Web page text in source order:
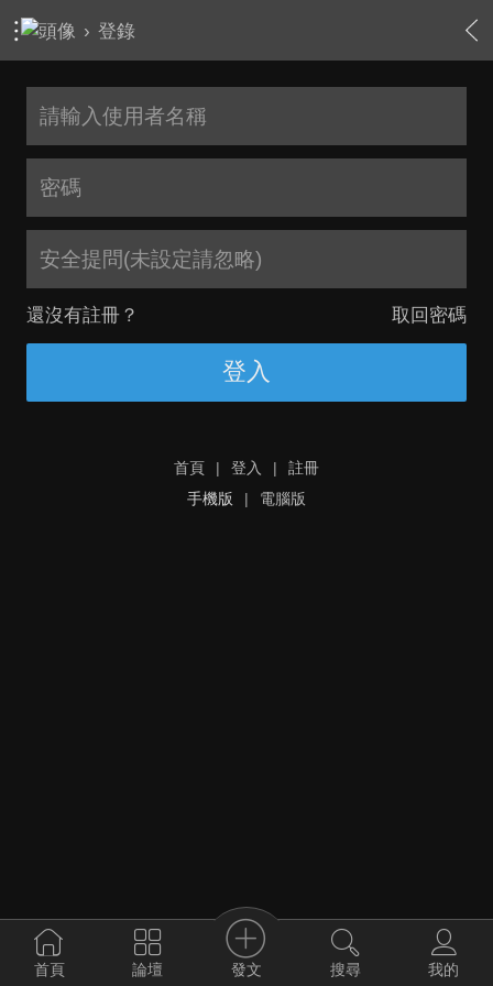
› 登錄
安全提問(未設定請忽略)
還沒有註冊？ 取回密碼
登入
首頁 | 登入 |
註冊
手機版
| 電腦版
首頁 論壇 發文 搜尋 我的